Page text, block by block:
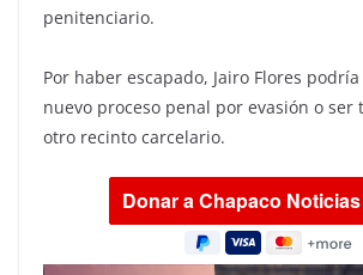
penitenciario.
Por haber escapado, Jairo Flores
nuevo proceso penal por evasión o ser
otro recinto carcelario.